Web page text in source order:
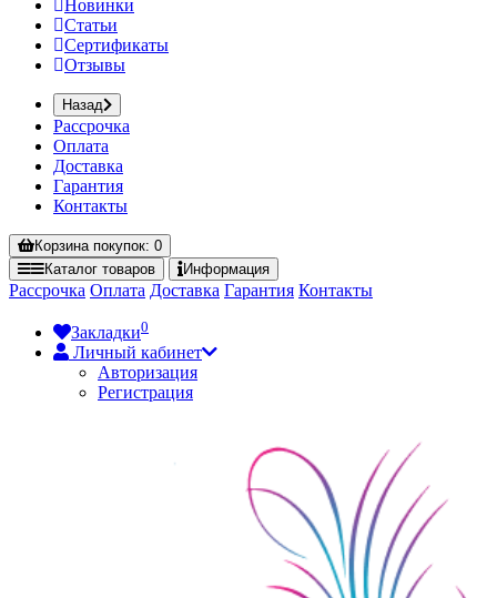
Новинки
Статьи
Сертификаты
Отзывы
Назад
Рассрочка
Оплата
Доставка
Гарантия
Контакты
Корзинапокупок: 0
Каталог товаров Информация
Рассрочка Оплата Доставка Гарантия Контакты
Закладки0
Личный кабинет
Авторизация
Регистрация